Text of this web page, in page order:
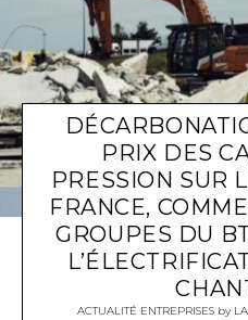
PRIX DES
PRESSION SUR
FRANCE,
GROUPES DU
ACTUALITÉ ENTREPRISESby